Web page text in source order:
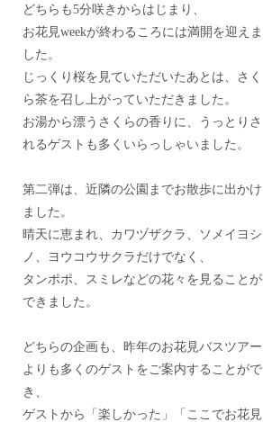
どちらも5分咲きからはじまり、
お花見weekが終わるころには満開を迎えま
した。
じっくり桜を見ていただいたあとは、さく
ら茶を召し上がっていただきました。
お湯から漂うさくらの香りに、うっとりさ
れるゲストも多くいらっしゃいました。
第二弾は、近隣の公園までお散歩に出かけ
ました。
晴天に恵まれ、カワヅザクラ、ソメイヨシ
ノ、ヨウコウサクラだけでなく、
タンポポ、スミレなどの花々を見ることが
できました。
どちらの企画も、昨年のお花見バスツアー
よりも多くのゲストをご案内することがで
き、
ゲストから「楽しかった」「ここでお花見